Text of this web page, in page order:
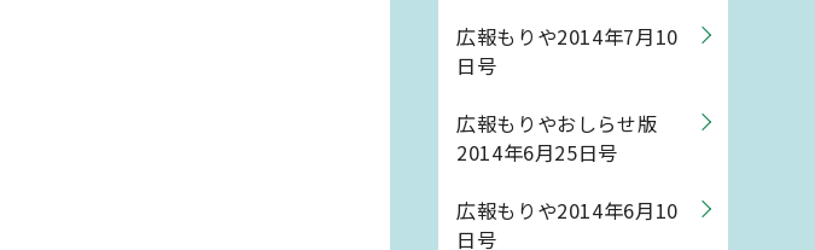
広報もりや2014年7月10
日号
広報もりやおしらせ版
2014年6月25日号
広報もりや2014年6月10
日号